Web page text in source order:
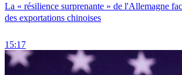
La « résilience surprenante » de l'Allemagne
des exportations chinoises
15:17